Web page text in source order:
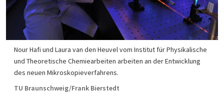
Nour Hafi und Laura van den Heuvel vom Institut für Physikalische
und Theoretische Chemiearbeiten arbeiten an der Entwicklung
des neuen Mikroskopieverfahrens.
TU Braunschweig/Frank Bierstedt